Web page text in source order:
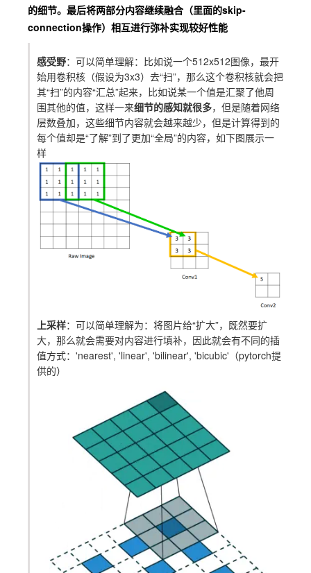
的细节。最后将两部分内容继续融合（里面的skip-
connection操作）相互进行弥补实现较好性能
感受野：可以简单理解：比如说一个512x512图像，最开
始用卷积核（假设为3x3）去“扫”，那么这个卷积核就会把
其“扫”的内容“汇总”起来，比如说某一个值是汇聚了他周
围其他的值，这样一来细节的感知就很多，但是随着网络
层数叠加，这些细节内容就会越来越少，但是计算得到的
每个值却是“了解”到了更加“全局”的内容，如下图展示一
样
上采样：可以简单理解为：将图片给“扩大”，既然要扩
大，那么就会需要对内容进行填补，因此就会有不同的插
值方式：'nearest', 'linear', 'bilinear', 'bicubic'（pytorch提
供的）